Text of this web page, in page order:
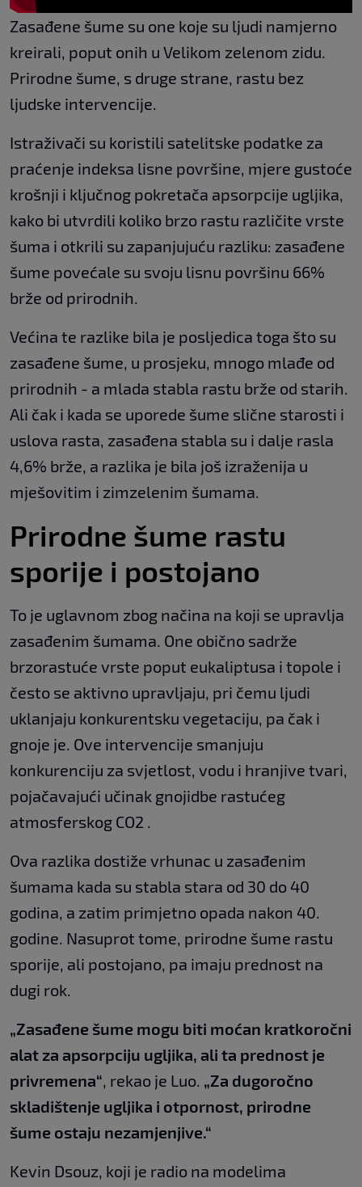
Zasađene šume su one koje su ljudi namjerno
kreirali, poput onih u Velikom zelenom zidu.
Prirodne šume, s druge strane, rastu bez
ljudske intervencije.
Istraživači su koristili satelitske podatke za
praćenje indeksa lisne površine, mjere gustoće
krošnji i ključnog pokretača apsorpcije ugljika,
kako bi utvrdili koliko brzo rastu različite vrste
šuma i otkrili su zapanjujuću razliku: zasađene
šume povećale su svoju lisnu površinu 66%
brže od prirodnih.
Većina te razlike bila je posljedica toga što su
zasađene šume, u prosjeku, mnogo mlađe od
prirodnih - a mlada stabla rastu brže od starih.
Ali čak i kada se uporede šume slične starosti i
uslova rasta, zasađena stabla su i dalje rasla
4,6% brže, a razlika je bila još izraženija u
mješovitim i zimzelenim šumama.
Prirodne šume rastu
sporije i postojano
To je uglavnom zbog načina na koji se upravlja
zasađenim šumama. One obično sadrže
brzorastuće vrste poput eukaliptusa i topole i
često se aktivno upravljaju, pri čemu ljudi
uklanjaju konkurentsku vegetaciju, pa čak i
gnoje je. Ove intervencije smanjuju
konkurenciju za svjetlost, vodu i hranjive tvari,
pojačavajući učinak gnojidbe rastućeg
atmosferskog CO2 .
Ova razlika dostiže vrhunac u zasađenim
šumama kada su stabla stara od 30 do 40
godina, a zatim primjetno opada nakon 40.
godine. Nasuprot tome, prirodne šume rastu
sporije, ali postojano, pa imaju prednost na
dugi rok.
„Zasađene šume mogu biti moćan kratkoročni
alat za apsorpciju ugljika, ali ta prednost je
privremena“ , rekao je Luo. „Za dugoročno
skladištenje ugljika i otpornost, prirodne
šume ostaju nezamjenjive.“
Kevin Dsouz, koji je radio na modelima